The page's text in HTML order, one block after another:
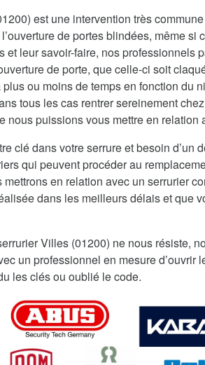
est une intervention très
de portes blindées, même si
et leur savoir-faire, nos professionnels
de porte, que celle-ci soit
ou moins de temps en fonction du
tous les cas rentrer sereinement
puissions vous mettre en relation
clé dans votre serrure et besoin d’un
qui peuvent procéder au
en relation avec un serrurier
dans les meilleurs délais et que
Villes (01200) ne nous résiste,
un professionnel en mesure d’ouvrir
les clés ou oublié le code.